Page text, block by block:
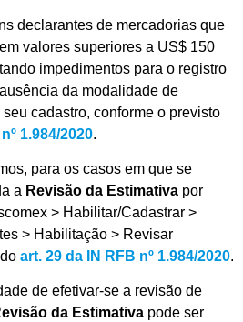
declarantes de mercadorias que
valores superiores a US$ 150
impedimentos para o registro
da modalidade de
seu cadastro, conforme o previsto
1.984/2020.
para os casos em que se
a Revisão da Estimativa por
> Habilitar/Cadastrar >
> Habilitação > Revisar
art. 29 da IN RFB nº 1.984/2020.
de efetivar-se a revisão de
da Estimativa pode ser